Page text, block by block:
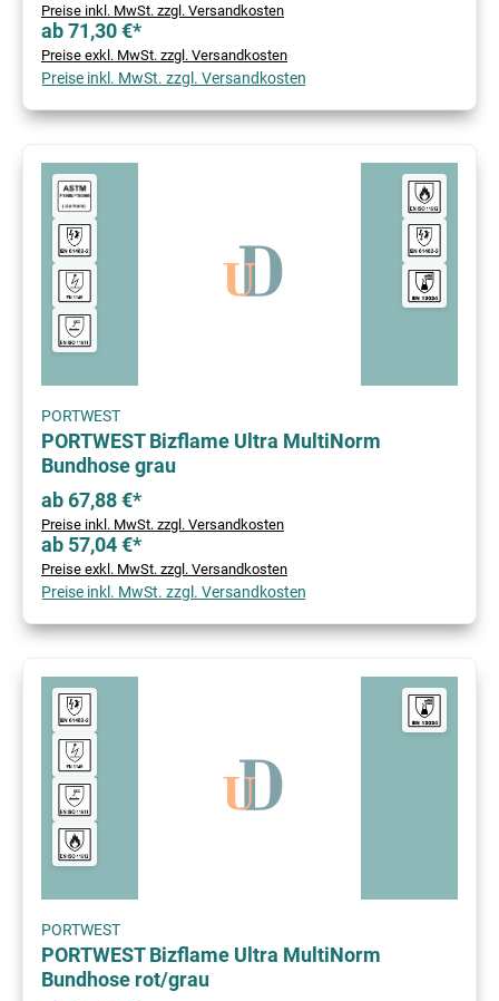
Preise inkl. MwSt. zzgl. Versandkosten
ab 71,30 €*
Preise exkl. MwSt. zzgl. Versandkosten
Preise inkl. MwSt. zzgl. Versandkosten
PORTWEST
PORTWEST Bizflame Ultra MultiNorm
Bundhose grau
ab 67,88 €*
Preise inkl. MwSt. zzgl. Versandkosten
ab 57,04 €*
Preise exkl. MwSt. zzgl. Versandkosten
Preise inkl. MwSt. zzgl. Versandkosten
PORTWEST
PORTWEST Bizflame Ultra MultiNorm
Bundhose rot/grau